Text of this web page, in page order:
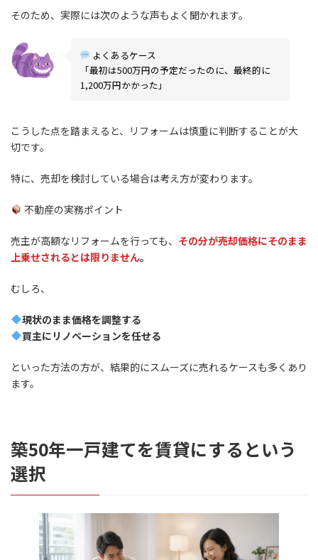
そのため、実際には次のような声もよく聞かれます。
よくあるケース
「最初は500万円の予定だったのに、最終的に
1,200万円かかった」
こうした点を踏まえると、リフォームは慎重に判断することが大
切です。
特に、売却を検討している場合は考え方が変わります。
不動産の実務ポイント
売主が高額なリフォームを行っても、 その分が売却価格にそのまま
上乗せされるとは限りません。
むしろ、
現状のまま価格を調整する
買主にリノベーションを任せる
といった方法の方が、結果的にスムーズに売れるケースも多くあり
ます。
築50年一戸建てを賃貸にするという
選択